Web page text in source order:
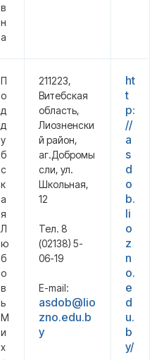
в
н
а
П
о
д
д
у
б
с
к
а
я
Л
ю
б
о
в
ь
М
и
х
211223,
Витебская
область,
Лиозненски
й район,
аг.Добромы
сли, ул.
Школьная,
12
Тел. 8
(02138) 5-
06-19
E-mail:
asdob@lio
zno.edu.b
y
ht
t
p:
//
a
s
d
o
b.
li
o
z
n
o.
e
d
u.
b
y/